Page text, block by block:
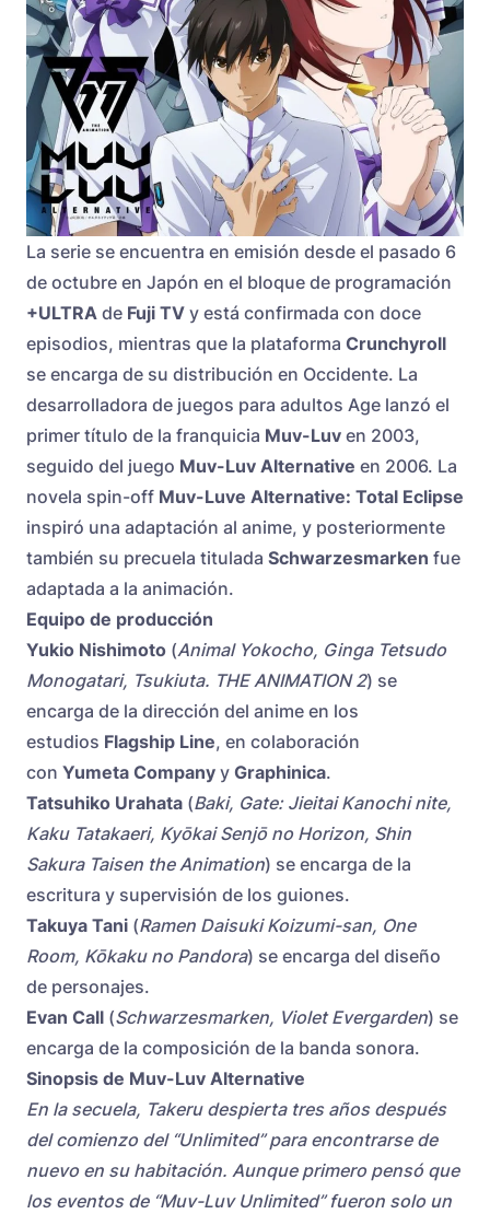
La serie se encuentra en emisión desde el pasado 6
de octubre en Japón en el bloque de programación
+ULTRA de Fuji TV y está confirmada con doce
episodios, mientras que la plataforma Crunchyroll
se encarga de su distribución en Occidente. La
desarrolladora de juegos para adultos Age lanzó el
primer título de la franquicia Muv-Luv en 2003,
seguido del juego Muv-Luv Alternative en 2006. La
novela spin-off Muv-Luve Alternative: Total Eclipse
inspiró una adaptación al anime, y posteriormente
también su precuela titulada Schwarzesmarken fue
adaptada a la animación.
Equipo de producción
Yukio Nishimoto (Animal Yokocho, Ginga Tetsudo
Monogatari, Tsukiuta. THE ANIMATION 2) se
encarga de la dirección del anime en los
estudios Flagship Line, en colaboración
con Yumeta Company y Graphinica.
Tatsuhiko Urahata (Baki, Gate: Jieitai Kanochi nite,
Kaku Tatakaeri, Kyōkai Senjō no Horizon, Shin
Sakura Taisen the Animation) se encarga de la
escritura y supervisión de los guiones.
Takuya Tani (Ramen Daisuki Koizumi-san, One
Room, Kōkaku no Pandora) se encarga del diseño
de personajes.
Evan Call (Schwarzesmarken, Violet Evergarden) se
encarga de la composición de la banda sonora.
Sinopsis de Muv-Luv Alternative
En la secuela, Takeru despierta tres años después
del comienzo del “Unlimited” para encontrarse de
nuevo en su habitación. Aunque primero pensó que
los eventos de “Muv-Luv Unlimited” fueron solo un